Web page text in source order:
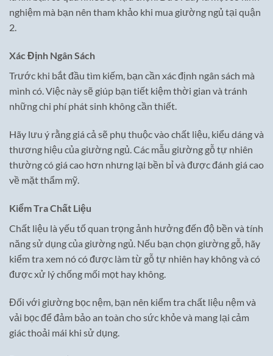
nghiệm mà bạn nên tham khảo khi mua giường ngủ tại quận
2.
Xác Định Ngân Sách
Trước khi bắt đầu tìm kiếm, bạn cần xác định ngân sách mà
mình có. Việc này sẽ giúp bạn tiết kiệm thời gian và tránh
những chi phí phát sinh không cần thiết.
Hãy lưu ý rằng giá cả sẽ phụ thuộc vào chất liệu, kiểu dáng và
thương hiệu của giường ngủ. Các mẫu giường gỗ tự nhiên
thường có giá cao hơn nhưng lại bền bỉ và được đánh giá cao
về mặt thẩm mỹ.
Kiểm Tra Chất Liệu
Chất liệu là yếu tố quan trọng ảnh hưởng đến độ bền và tính
năng sử dụng của giường ngủ. Nếu bạn chọn giường gỗ, hãy
kiểm tra xem nó có được làm từ gỗ tự nhiên hay không và có
được xử lý chống mối mọt hay không.
Đối với giường bọc nệm, bạn nên kiểm tra chất liệu nệm và
vải bọc để đảm bảo an toàn cho sức khỏe và mang lại cảm
giác thoải mái khi sử dụng.